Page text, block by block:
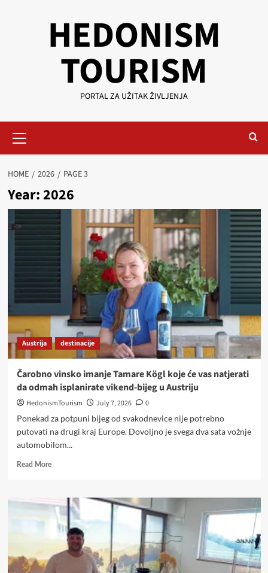
HEDONISM
TOURISM
PORTAL ZA UŽITAK ŽIVLJENJA
Menu
HOME 2026 PAGE 3
Year:2026
Austrija destinacije
Čarobno vinsko imanje Tamare Kögl koje će vas natjerati
da odmah isplanirate vikend-bijeg u Austriju
HedonismTourism July 7, 2026
0
Ponekad za potpuni bijeg od svakodnevice nije potrebno
putovati na drugi kraj Europe. Dovoljno je svega dva sata vožnje
automobilom...
Read MoreRead
Čarobno
vinsko
Tamare
Kögl
koje